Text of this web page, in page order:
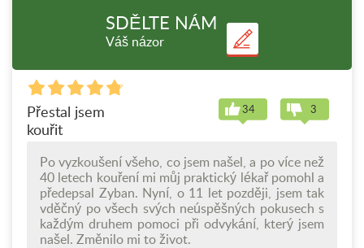
SDĚLTE NÁM
Váš názor
Přestal jsem
kouřit
34 3
Po vyzkoušení všeho, co jsem našel, a po více než
40 letech kouření mi můj praktický lékař pomohl a
předepsal Zyban. Nyní, o 11 let později, jsem tak
vděčný po všech svých neúspěšných pokusech s
každým druhem pomoci při odvykání, který jsem
našel. Změnilo mi to život.